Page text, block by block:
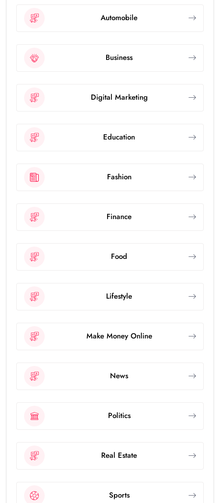
Automobile
Business
Digital Marketing
Education
Fashion
Finance
Food
Lifestyle
Make Money Online
News
Politics
Real Estate
Sports